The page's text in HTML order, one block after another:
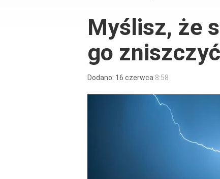
Myślisz, że
go
Dodano: 16 czerwca 8:58